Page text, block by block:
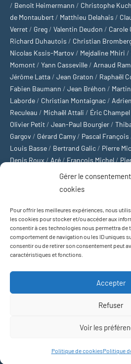
Gérer le
cookies
Pour offrir les meilleures expériences, nous
les cookies pour stocker et/ou accéder aux
consentir à ces technologies nous permettra de
comportement de navigation ou les ID uniques
consentir ou de retirer son consentement peut
caractéristiques et fonctions.
Accepter
Refuser
Voir les
Politique de cookiesPolitique
/ Benoît Heimermann / Christophe
de Montaubert / Matthieu Delahais /
Verret / Greg / Valentin Deudon / Carole
Richard Duhautois / Christian
Nicolas Kssis-Martov / Mejdaline Mhiri /
Momont / Yann Casseville / Arnaud
Jérôme Latta / Jean Graton / Raphaël
Fabien Baumann / Jean Bréhon /
Laborde / Christian Montaignac /
Reculeau / Michaël Attali / Éric Champel
Olivier Petit / Jean-Paul Bourgier /
Gargov / Gérard Camy / Pascal François
Louis Basse / Bertrand Galic / Pierre
Denis Roux / Aré / François Michel /
Michaël Delépine
Football/ Cyclisme/Tous les sports/
Basket-ball/Sports US/Boxe/Tennis
Moto/Natation/Sports d'hiver/
Baseball/Golf/Athlétisme
Football gaélique
Sports de
Thème WordPress : Occasio par